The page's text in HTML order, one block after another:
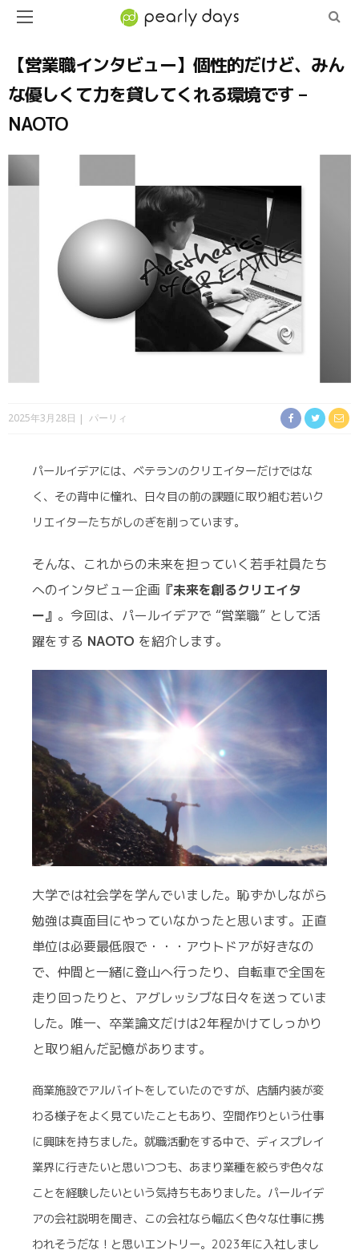
【営業職インタビュー】個性的だけど、みん
な優しくて力を貸してくれる環境です –
NAOTO
2025年3月28日 パーリィ
パールイデアには、ベテランのクリエイターだけではな
く、その背中に憧れ、日々目の前の課題に取り組む若いク
リエイターたちがしのぎを削っています。
そんな、これからの未来を担っていく若手社員たち
へのインタビュー企画 『未来を創るクリエイタ
ー』 。今回は、パールイデアで “営業職” として活
躍をする NAOTO を紹介します。
大学では社会学を学んでいました。恥ずかしながら
勉強は真面目にやっていなかったと思います。正直
単位は必要最低限で・・・アウトドアが好きなの
で、仲間と一緒に登山へ行ったり、自転車で全国を
走り回ったりと、アグレッシブな日々を送っていま
した。唯一、卒業論文だけは2年程かけてしっかり
と取り組んだ記憶があります。
商業施設でアルバイトをしていたのですが、店舗内装が変
わる様子をよく見ていたこともあり、空間作りという仕事
に興味を持ちました。就職活動をする中で、ディスプレイ
業界に行きたいと思いつつも、あまり業種を絞らず色々な
ことを経験したいという気持ちもありました。パールイデ
アの会社説明を聞き、この会社なら幅広く色々な仕事に携
われそうだな！と思いエントリー。2023年に入社しまし